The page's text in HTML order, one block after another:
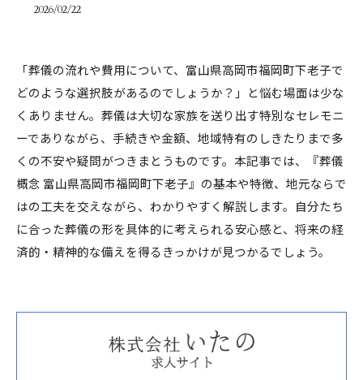
2026/02/22
「葬儀の流れや費用について、富山県高岡市福岡町下老子で
どのような選択肢があるのでしょうか？」と悩む場面は少な
くありません。葬儀は大切な家族を送り出す特別なセレモニ
ーでありながら、手続きや金額、地域特有のしきたりまで多
くの不安や疑問がつきまとうものです。本記事では、『葬儀
概念 富山県高岡市福岡町下老子』の基本や特徴、地元ならで
はの工夫を交えながら、わかりやすく解説します。自分たち
に合った葬儀の形を具体的に考えられる安心感と、将来の経
済的・精神的な備えを得るきっかけが見つかるでしょう。